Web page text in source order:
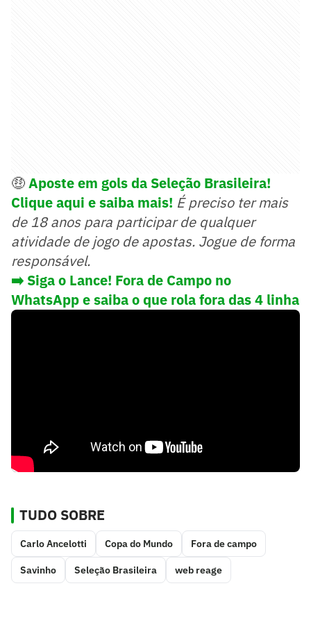
🤑Aposte em gols da Seleção Brasileira!
Clique aqui e saiba mais! É preciso ter mais
de 18 anos para participar de qualquer
atividade de jogo de apostas. Jogue de forma
responsável.
➡️ Siga o Lance! Fora de Campo no
WhatsApp e saiba o que rola fora das 4 linha
TUDO SOBRE
Carlo Ancelotti Copa do Mundo Fora de campo
Savinho Seleção Brasileira web reage